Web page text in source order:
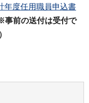
年度任用職員申込書
事前の送付は受付で